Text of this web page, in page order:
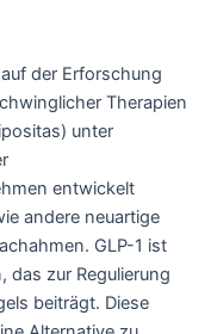
der Erforschung
Therapien
unter
entwickelt
andere neuartige
GLP-1 ist
zur Regulierung
beiträgt. Diese